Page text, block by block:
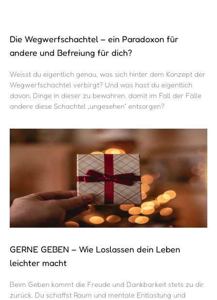
Die Wegwerfschachtel – ein Paradoxon für
andere und Befreiung für dich?
Weisst du eigentlich genau, was sich hinter dem Konzept der
Wegwerfschachtel verbirgt? Und was hast du eigentlich
davon, Dinge in dieser zu bewahren, damit im Fall der Fälle
andere diese Schachtel „ungesehen“ entsorgen?
GERNE GEBEN – Wie Loslassen dein Leben
leichter macht
Beim Geben kommt die Freude und Dankbarkeit stets zu dir
zurück. Du schaffst Raum und mentale Entlastung und